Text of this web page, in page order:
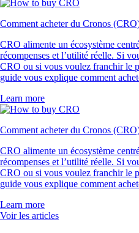
Comment acheter du Cronos
CRO alimente un écosystème
récompenses et l’utilité réelle. Si
CRO ou si vous voulez franchir le
guide vous explique comment
Learn more
Comment acheter du Cronos
CRO alimente un écosystème
récompenses et l’utilité réelle. Si
CRO ou si vous voulez franchir le
guide vous explique comment
Learn more
Voir les articles